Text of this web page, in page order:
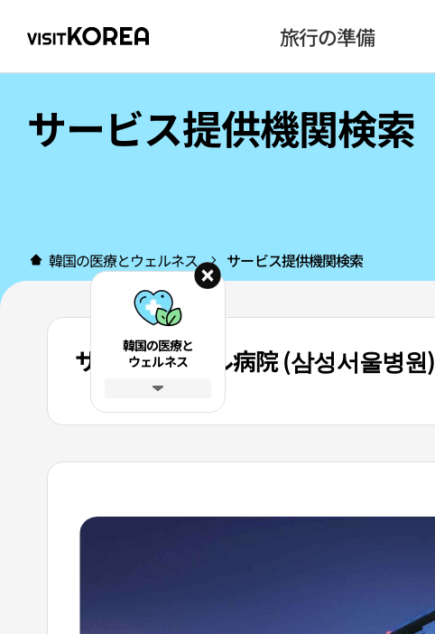
旅行の準備
サービス提供機関検索
韓国の医療とウェルネス サービス提供機関検索
サムスンソウル病院 (삼성서울병원)
韓国の医療と
ウェルネス